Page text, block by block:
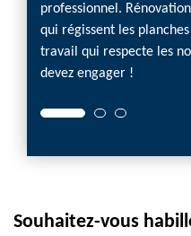
professionnel.
qui régissent les
travail qui respecte les
devez engager !
Souhaitez-vous